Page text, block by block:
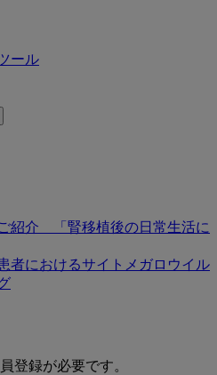
ール
紹介 「腎移植後の日常生活に
者におけるサイトメガロウイル
登録が必要です。